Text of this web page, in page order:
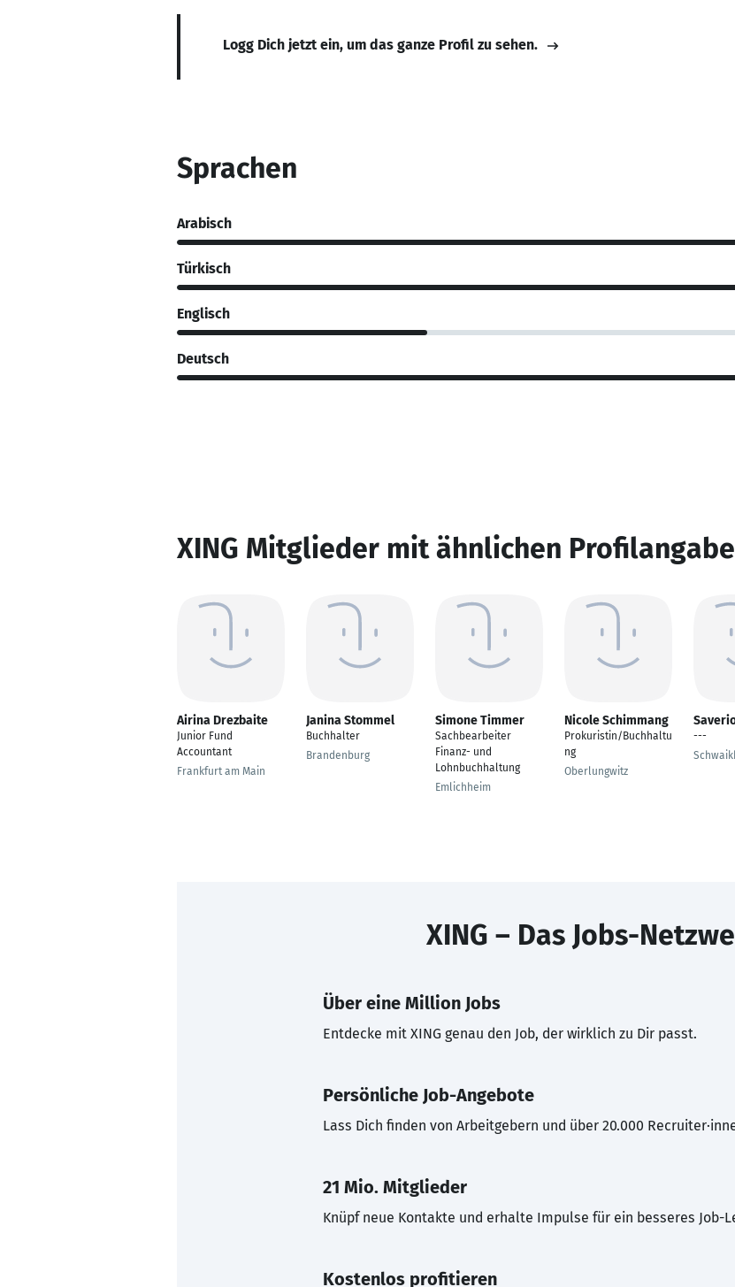
Logg Dich jetzt ein, um das ganze Profil zu sehen.
Sprachen
Arabisch
Türkisch
Englisch
Deutsch
XING Mitglieder mit ähnlichen
Airina Drezbaite
Junior Fund
Accountant
Frankfurt am Main
Janina Stommel
Buchhalter
Brandenburg
Simone Timmer
Sachbearbeiter
Finanz- und
Lohnbuchhaltung
Emlichheim
Nicole Schimmang
Prokuristin/Buchhaltu
ng
Oberlungwitz
---
XING – Das Jobs-
Über eine Million Jobs
Entdecke mit XING genau den Job, der wirklich zu Dir passt.
Persönliche Job-Angebote
Lass Dich finden von Arbeitgebern und über 20.000
21 Mio. Mitglieder
Knüpf neue Kontakte und erhalte Impulse für ein besseres Job-
Kostenlos profitieren